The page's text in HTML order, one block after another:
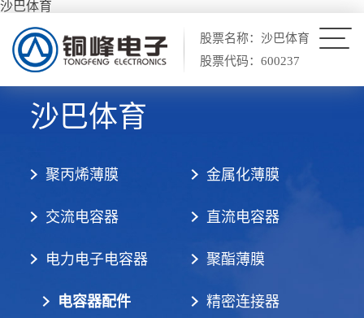
沙巴体育
股票名称：沙巴体育
股票代码：600237
沙巴体育
聚丙烯薄膜 金属化薄膜
交流电容器 直流电容器
电力电子电容器 聚酯薄膜
电容器配件 精密连接器